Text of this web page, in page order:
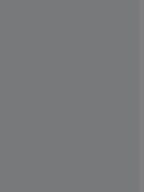
nelle vicinanze
nelle vicinanze
hotel nelle vicinanze
nelle vicinanze
vicinanze